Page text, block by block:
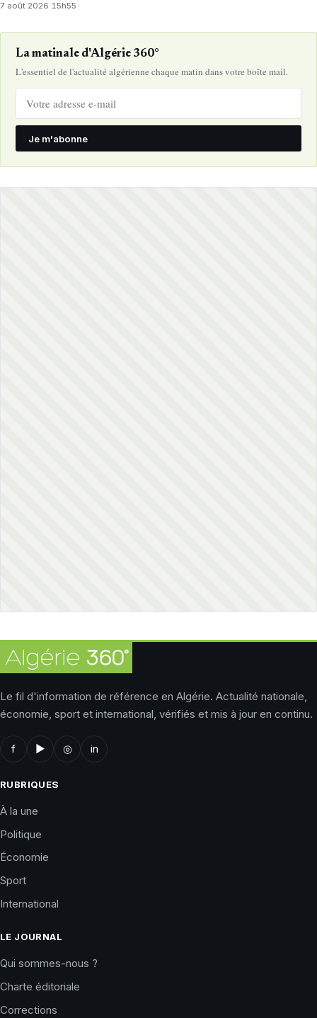
7 août 2026·15h55
La matinale d'Algérie 360°
L'essentiel de l'actualité algérienne chaque matin dans votre boîte mail.
Je m'abonne
Le fil d'information de référence en Algérie. Actualité nationale,
économie, sport et international, vérifiés et mis à jour en continu.
f ▶ ◎ in
RUBRIQUES
À la une
Politique
Économie
Sport
International
LE JOURNAL
Qui sommes-nous ?
Charte éditoriale
Corrections